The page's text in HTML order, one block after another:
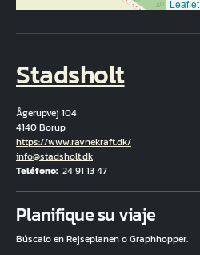
Leaflet
Stadsholt
Ågerupvej 104
4140 Borup
Hjemmeside
https://www.ravnekraft.dk/
Correo electrónico
info@stadsholt.dk
Teléfono 24 91 13 47
Planifique su viaje
Búscalo en Rejseplanen o Graphhopper.